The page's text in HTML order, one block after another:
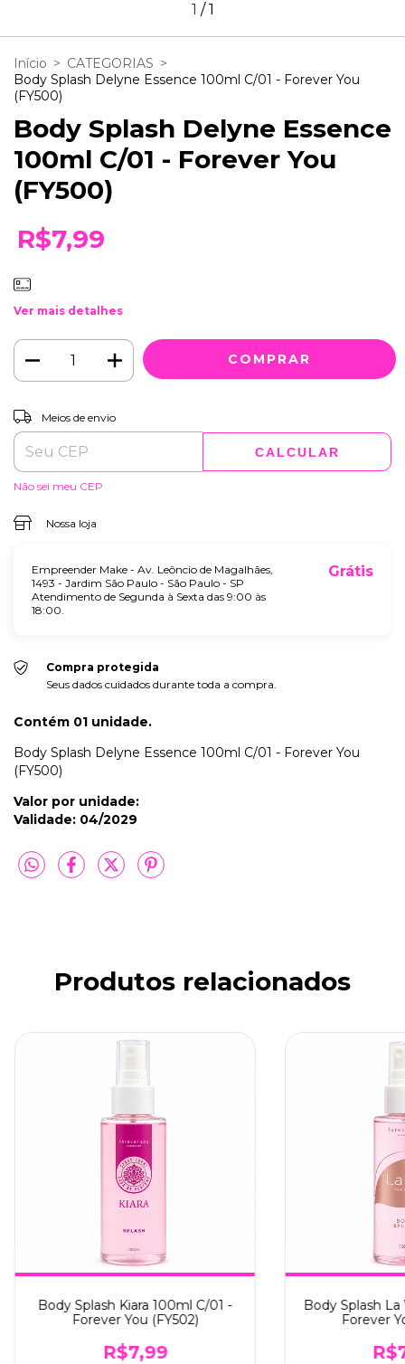
1 /1
Início > CATEGORIAS >
Body Splash Delyne Essence 100ml C/01 - Forever You
(FY500)
Body Splash Delyne Essence
100ml C/01 - Forever You
(FY500)
R$7,99
Ver mais detalhes
Entregas para o CEP:
Meios de envio
CALCULAR
Não sei meu CEP
Nossa loja
Empreender Make - Av. Leôncio de Magalhães,
1493 - Jardim São Paulo - São Paulo - SP
Atendimento de Segunda à Sexta das 9:00 às
18:00.
Grátis
Compra protegida
Seus dados cuidados durante toda a compra.
Contém 01 unidade.
Body Splash Delyne Essence 100ml C/01 - Forever You
(FY500)
Valor por unidade:
Validade: 04/2029
Produtos relacionados
Body Splash Kiara 100ml C/01 -
Forever You (FY502)
R$7,99
Body Splash
Forever